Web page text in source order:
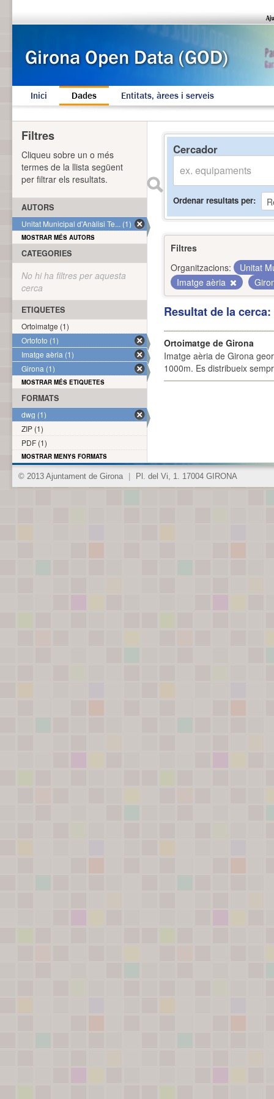
Inici Dades Entitats, àrees i serveis
Cercador
Ordenar resultats per
Filtres
Organitzacions:
Unitat
Imatge aèria
Resultat de la
Ortoimatge de Girona
Imatge aèria de Girona
1000m. Es distribueix
Filtres
Cliqueu sobre un o més
termes de la llista següent
per filtrar els resultats.
AUTORS
Unitat Municipal d'Anàlisi Te... (1)
MOSTRAR MÉS AUTORS
CATEGORIES
No hi ha filtres per aquesta
cerca
ETIQUETES
Ortoimatge (1)
Ortofoto (1)
Imatge aèria (1)
Girona (1)
MOSTRAR MÉS ETIQUETES
FORMATS
dwg (1)
ZIP (1)
PDF (1)
MOSTRAR MENYS FORMATS
© 2013 Ajuntament de Girona Pl. del Vi, 1. 17004 GIRONA